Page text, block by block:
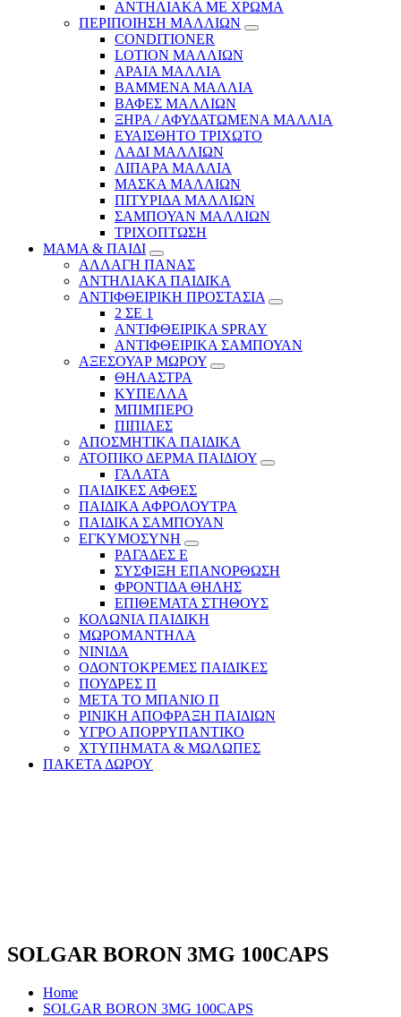
ΑΝΤΗΛΙΑΚΑ ΜΕ ΧΡΩΜΑ
ΠΕΡΙΠΟΙΗΣΗ ΜΑΛΛΙΩΝ
CONDITIONER
LOTION ΜΑΛΛΙΩΝ
ΑΡΑΙΑ ΜΑΛΛΙΑ
ΒΑΜΜΕΝΑ ΜΑΛΛΙΑ
ΒΑΦΕΣ ΜΑΛΛΙΩΝ
ΞΗΡΑ / ΑΦΥΔΑΤΩΜΕΝΑ ΜΑΛΛΙΑ
ΕΥΑΙΣΘΗΤΟ ΤΡΙΧΩΤΟ
ΛΑΔΙ ΜΑΛΛΙΩΝ
ΛΙΠΑΡΑ ΜΑΛΛΙΑ
ΜΑΣΚΑ ΜΑΛΛΙΩΝ
ΠΙΤΥΡΙΔΑ ΜΑΛΛΙΩΝ
ΣΑΜΠΟΥΑΝ ΜΑΛΛΙΩΝ
ΤΡΙΧΟΠΤΩΣΗ
ΜΑΜΑ & ΠΑΙΔΙ
ΑΛΛΑΓΗ ΠΑΝΑΣ
ΑΝΤΗΛΙΑΚΑ ΠΑΙΔΙΚΑ
ΑΝΤΙΦΘΕΙΡΙΚΗ ΠΡΟΣΤΑΣΙΑ
2 ΣΕ 1
ΑΝΤΙΦΘΕΙΡΙΚΑ SPRAY
ΑΝΤΙΦΘΕΙΡΙΚΑ ΣΑΜΠΟΥΑΝ
ΑΞΕΣΟΥΑΡ ΜΩΡΟΥ
ΘΗΛΑΣΤΡΑ
ΚΥΠΕΛΛΑ
ΜΠΙΜΠΕΡΟ
ΠΙΠΙΛΕΣ
ΑΠΟΣΜΗΤΙΚΑ ΠΑΙΔΙΚΑ
ΑΤΟΠΙΚΟ ΔΕΡΜΑ ΠΑΙΔΙΟΥ
ΓΑΛΑΤΑ
ΠΑΙΔΙΚΕΣ ΑΦΘΕΣ
ΠΑΙΔΙΚΑ ΑΦΡΟΛΟΥΤΡΑ
ΠΑΙΔΙΚΑ ΣΑΜΠΟΥΑΝ
ΕΓΚΥΜΟΣΥΝΗ
ΡΑΓΑΔΕΣ Ε
ΣΥΣΦΙΞΗ ΕΠΑΝΟΡΘΩΣΗ
ΦΡΟΝΤΙΔΑ ΘΗΛΗΣ
ΕΠΙΘΕΜΑΤΑ ΣΤΗΘΟΥΣ
ΚΟΛΩΝΙΑ ΠΑΙΔΙΚΗ
ΜΩΡΟΜΑΝΤΗΛΑ
ΝΙΝΙΔΑ
ΟΔΟΝΤΟΚΡΕΜΕΣ ΠΑΙΔΙΚΕΣ
ΠΟΥΔΡΕΣ Π
ΜΕΤΑ ΤΟ ΜΠΑΝΙΟ Π
ΡΙΝΙΚΗ ΑΠΟΦΡΑΞΗ ΠΑΙΔΙΩΝ
ΥΓΡΟ ΑΠΟΡΡΥΠΑΝΤΙΚΟ
ΧΤΥΠΗΜΑΤΑ & ΜΩΛΩΠΕΣ
ΠΑΚΕΤΑ ΔΩΡΟΥ
SOLGAR BORON 3MG 100CAPS
Home
SOLGAR BORON 3MG 100CAPS